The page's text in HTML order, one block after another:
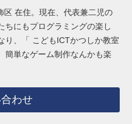
区 在住。現在、代表兼二児の
ちにもプログラミングの楽し
り、「 こどもICTかつしか教室
簡単なゲーム制作なんかも楽
わせ